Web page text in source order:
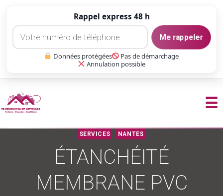
Rappel express 48 h
Me rappeler
Données protégées
Pas de démarchage
Annulation possible
☰
SERVICES NANTES
ÉTANCHÉITÉ
MEMBRANE PVC